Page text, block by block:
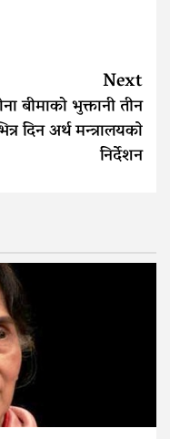
Next
बीमाको भुक्तानी तीन
दिन अर्थ मन्त्रालयकाे
निर्देशन